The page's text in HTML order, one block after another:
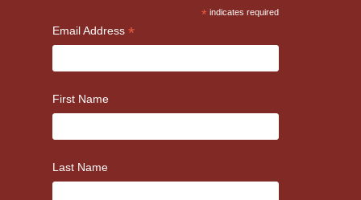
* indicates required
Email Address *
First Name
Last Name